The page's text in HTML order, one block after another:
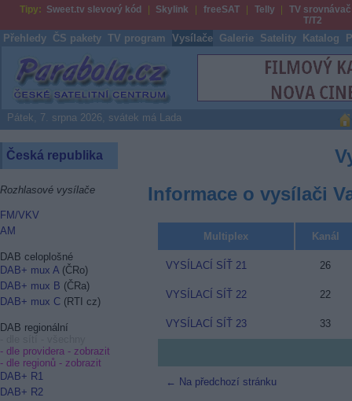
Tipy: Sweet.tv slevový kód Skylink freeSAT Telly
TV srovnávač
T/T2
Přehledy ČS pakety TV program Vysílače Galerie Satelity Katalog
Parabola.cz
Pátek, 7. srpna 2026, svátek má Lada
Česká republika
Rozhlasové vysílače
FM/VKV
AM
DAB celoplošné
DAB+ mux A(ČRo)
DAB+ mux B (ČRa)
DAB+ mux C (RTI cz)
DAB regionální
- dle providera - zobrazit
- dle regionů - zobrazit
DAB+ R1
DAB+ R2
Informace o vysílači
Multiplex Kanál
VYSÍLACÍ SÍŤ 21 26
VYSÍLACÍ SÍŤ 22 22
VYSÍLACÍ SÍŤ 23 33
← Na předchozí stránku